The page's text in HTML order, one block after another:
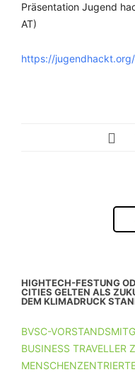
Präsentation Jugend
AT)
https://
HIGHTECH-FESTUNG
CITIES GELTEN ALS
DEM KLIMADRUCK
BVSC-
BUSINESS TRAVELLER